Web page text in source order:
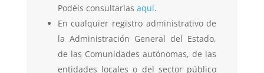
Podéis consultarlas aquí.
En cualquier registro administrativo de
la Administración General del Estado,
de las Comunidades autónomas, de las
entidades locales o del sector público